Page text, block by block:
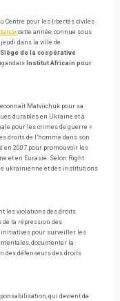
Centre pour les libertés civiles
cette année, connue sous
jeudi dans la ville de
de la coopérative
Institut Africain pour
Matviichuk pour sa
durables en Ukraine et à
pour les crimes de guerre ».
droits de l’homme dans son
en 2007 pour promouvoir les
et en Eurasie. Selon Right
ukrainienne et des institutions
les violations des droits
la répression des
initiatives pour surveiller les
documenter la
des défenseurs des droits
qui devient de